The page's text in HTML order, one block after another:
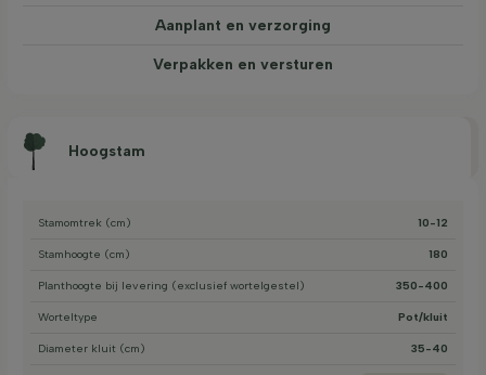
Aanplant en verzorging
Verpakken en versturen
Hoogstam
Stamomtrek (cm) 10-12
Stamhoogte (cm) 180
Planthoogte bij levering (exclusief wortelgestel) 350-400
Worteltype Pot/kluit
Diameter kluit (cm) 35-40